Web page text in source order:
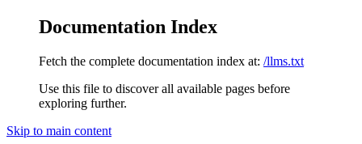
Documentation Index
Fetch the complete documentation index at: /llms.txt
Use this file to discover all available pages before
exploring further.
Skip to main content